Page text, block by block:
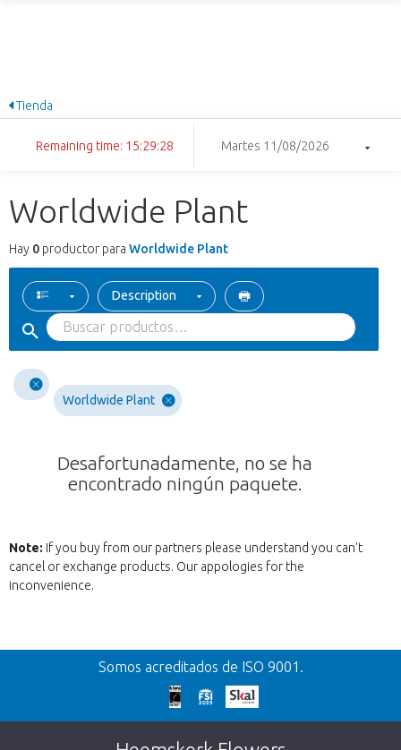
Tienda
Remaining time: 15:29:28 Martes 11/08/2026
Worldwide Plant
Hay 0 productor para Worldwide Plant
Description
Worldwide Plant
Desafortunadamente, no se ha
encontrado ningún paquete.
Note: If you buy from our partners please understand you can't
cancel or exchange products. Our appologies for the
inconvenience.
Volver
¡Demasiado tarde!
Desafortunadamente, este artículo está
Somos acreditados de ISO 9001.